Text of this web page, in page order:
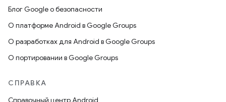
Блог Google о безопасности
О платформе Android в Google Groups
О разработках для Android в Google Groups
О портировании в Google Groups
СПРАВКА
Справочный центр Android